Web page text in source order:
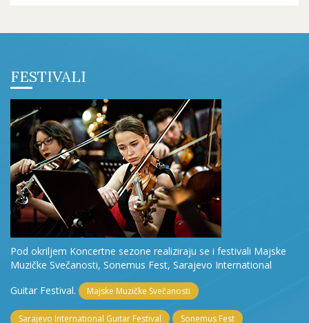
FESTIVALI
Pod okriljem Koncertne sezone realiziraju se i festivali Majske
Muzičke Svečanosti, Sonemus Fest, Sarajevo International
Guitar Festival.
Majske Muzičke Svečanosti
Sarajevo International Guitar Festival Sonemus Fest